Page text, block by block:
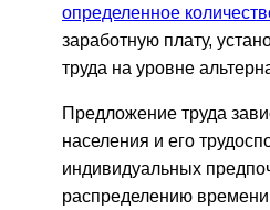
определенное
заработную плату,
труда на уровне
Предложение труда
населения и его
индивидуальных
распределению